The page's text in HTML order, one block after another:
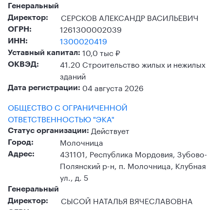
Генеральный
Директор:
СЕРСКОВ АЛЕКСАНДР ВАСИЛЬЕВИЧ
ОГРН: 1261300002039
ИНН: 1300020419
Уставный капитал: 10,0 тыс ₽
ОКВЭД:
41.20 Строительство жилых и нежилых
зданий
Дата регистрации: 04 августа 2026
ОБЩЕСТВО С ОГРАНИЧЕННОЙ
ОТВЕТСТВЕННОСТЬЮ "ЭКА"
Статус организации: Действует
Город: Молочница
Адрес:
431101, Республика Мордовия, Зубово-
Полянский р-н, п. Молочница, Клубная
ул., д. 5
Генеральный
Директор:
СЫСОЙ НАТАЛЬЯ ВЯЧЕСЛАВОВНА